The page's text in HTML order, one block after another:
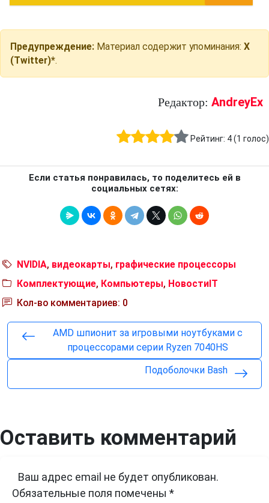
Предупреждение: Материал содержит упоминания: X
(Twitter)*.
Редактор: AndreyEx
Рейтинг: 4(1 голос)
Если статья понравилась, то поделитесь ей в
социальных сетях:
NVIDIA, видеокарты, графические процессоры
Комплектующие, Компьютеры, НовостиIT
Кол-во комментариев: 0
AMD шпионит за игровыми ноутбуками с
процессорами серии Ryzen 7040HS
Подоболочки Bash
Оставить комментарий
Ваш адрес email не будет опубликован.
Обязательные поля помечены *